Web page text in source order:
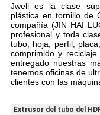
Jwell es la clase
plástica en tornillo de
compañía (JIN HAI
profesional y toda
tubo, hoja, perfil,
comprimido y
entregado nuestras
tenemos oficinas de
clientes con las
Extrusor del tubo del